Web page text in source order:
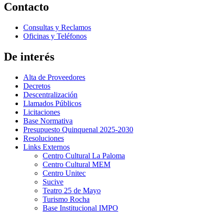
Contacto
Consultas y Reclamos
Oficinas y Teléfonos
De interés
Alta de Proveedores
Decretos
Descentralización
Llamados Públicos
Licitaciones
Base Normativa
Presupuesto Quinquenal 2025-2030
Resoluciones
Links Externos
Centro Cultural La Paloma
Centro Cultural MEM
Centro Unitec
Sucive
Teatro 25 de Mayo
Turismo Rocha
Base Institucional IMPO